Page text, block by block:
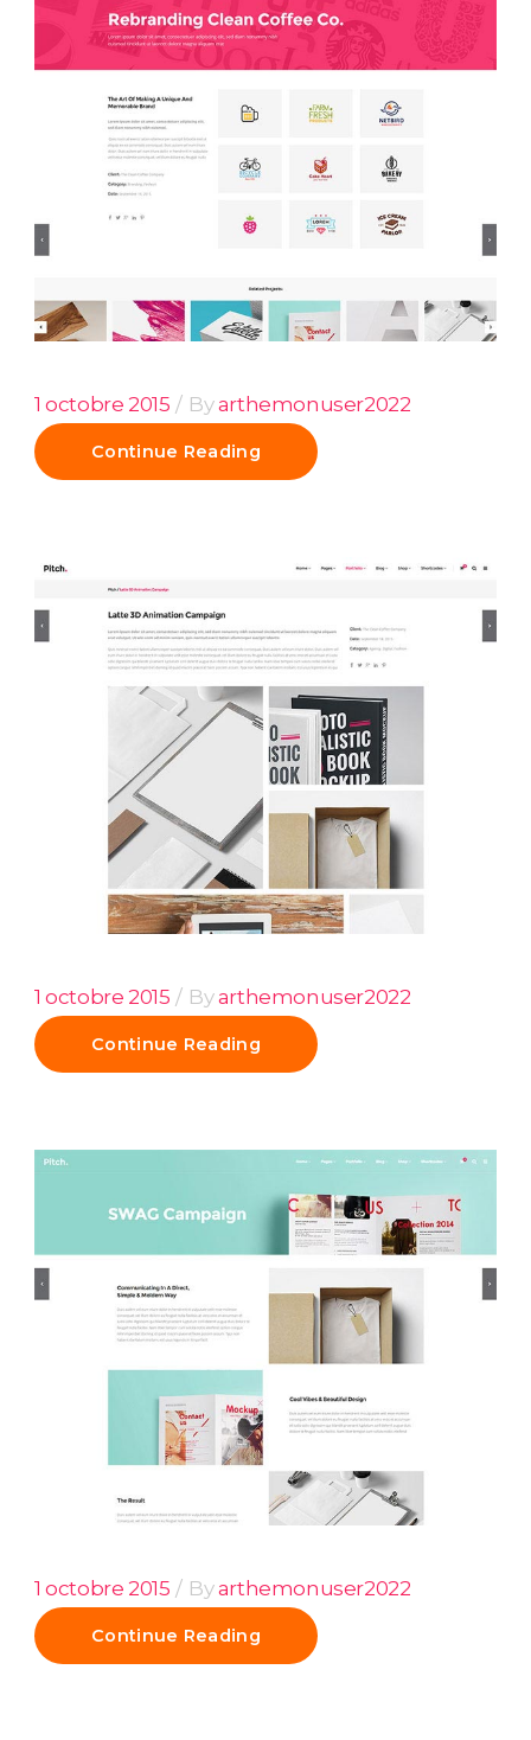
1 octobre 2015 Byarthemonuser2022
Continue Reading
1 octobre 2015 Byarthemonuser2022
Continue Reading
1 octobre 2015 Byarthemonuser2022
Continue Reading